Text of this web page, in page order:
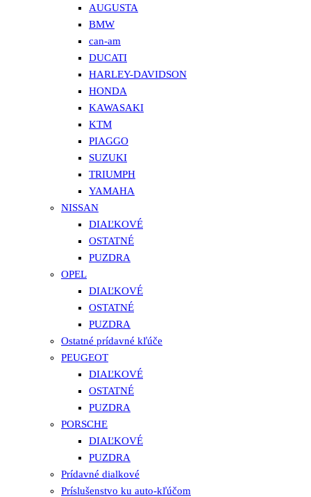
AUGUSTA
BMW
can-am
DUCATI
HARLEY-DAVIDSON
HONDA
KAWASAKI
KTM
PIAGGO
SUZUKI
TRIUMPH
YAMAHA
NISSAN
DIAĽKOVÉ
OSTATNÉ
PUZDRA
OPEL
DIAĽKOVÉ
OSTATNÉ
PUZDRA
Ostatné prídavné kľúče
PEUGEOT
DIAĽKOVÉ
OSTATNÉ
PUZDRA
PORSCHE
DIAĽKOVÉ
PUZDRA
Prídavné dialkové
Príslušenstvo ku auto-kľúčom